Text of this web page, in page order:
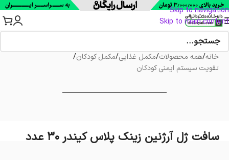
Skip to navigation
Skip to main content
خانه/همه محصولات/مکمل غذایی/مکمل کودکان/
تقویت سیستم ایمنی کودکان
سافت ژل آرژنین زینک پلاس کیندر 30 عدد